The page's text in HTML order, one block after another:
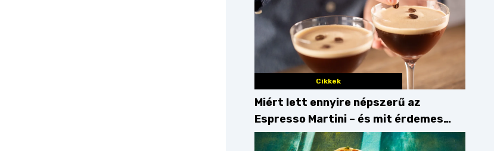
Cikkek
Miért lett ennyire népszerű az
Espresso Martini – és mit érdemes
enni mellé?